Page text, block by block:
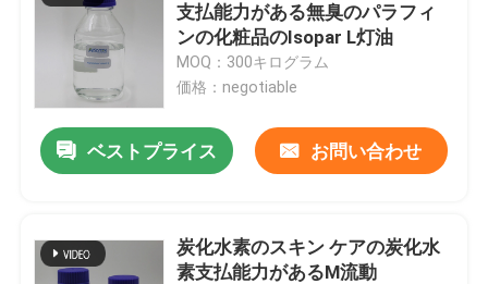
プロダクト
ビデオ
私達について
支払能力がある無臭のパラフィ
ンの化粧品のIsopar L灯油
MOQ：300キログラム
価格：negotiable
ベストプライス お問い合わせ
炭化水素のスキン ケアの炭化水
素支払能力があるM流動